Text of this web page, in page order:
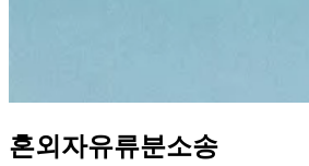
혼외자유류분소송